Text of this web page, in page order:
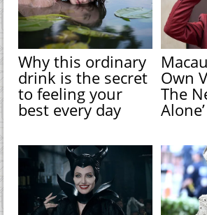
Why this ordinary
drink is the secret
to feeling your
best every day
Own
The
Alone’